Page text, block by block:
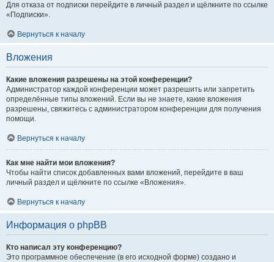
Для отказа от подписки перейдите в личный раздел и щёлкните по ссылке
«Подписки».
Вернуться к началу
Вложения
Какие вложения разрешены на этой конференции?
Администратор каждой конференции может разрешить или запретить
определённые типы вложений. Если вы не знаете, какие вложения
разрешены, свяжитесь с администратором конференции для получения
помощи.
Вернуться к началу
Как мне найти мои вложения?
Чтобы найти список добавленных вами вложений, перейдите в ваш
личный раздел и щёлкните по ссылке «Вложения».
Вернуться к началу
Информация о phpBB
Кто написал эту конференцию?
Это программное обеспечение (в его исходной форме) создано и